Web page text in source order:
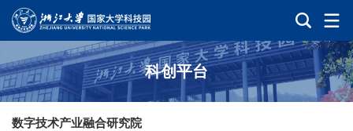
科创平台
数字技术产业融合研究院